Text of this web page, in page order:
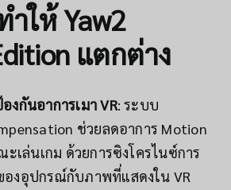
ให้ Yaw2
แตกต่าง
งกันอาการเมา VR: ระบบ
ช่วยลดอาการ Motion
ะเล่นเกม ด้วยการซิงโครไนซ์การ
องอุปกรณ์กับภาพที่แสดงใน VR